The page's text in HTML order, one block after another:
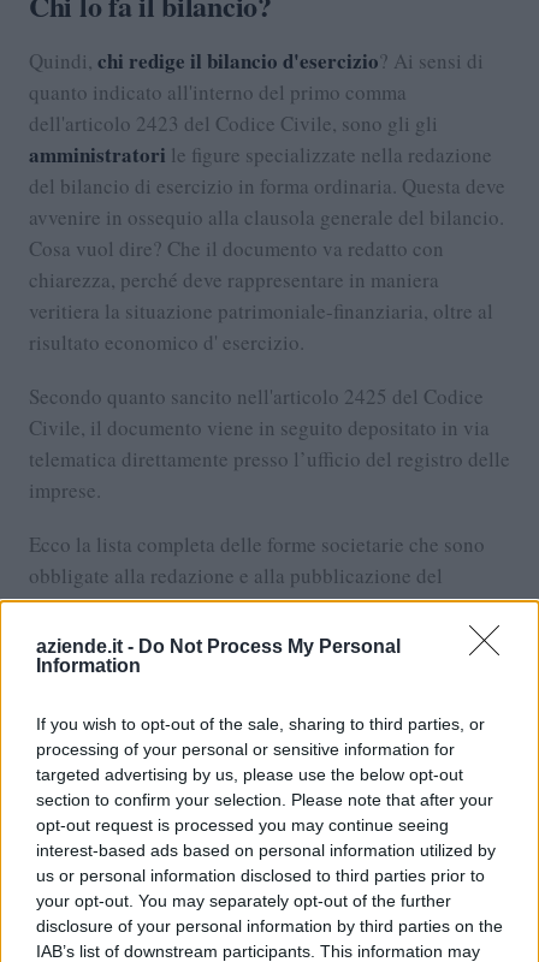
aziende.it - Do Not Process My Personal
Information
If you wish to opt-out of the sale, sharing to third parties, or
processing of your personal or sensitive information for
targeted advertising by us, please use the below opt-out
section to confirm your selection. Please note that after your
opt-out request is processed you may continue seeing
interest-based ads based on personal information utilized by
us or personal information disclosed to third parties prior to
your opt-out. You may separately opt-out of the further
disclosure of your personal information by third parties on the
IAB’s list of downstream participants. This information may
Quindi, chi redige il bilancio d'esercizio? Ai sensi di
quanto indicato all'interno del primo comma
dell'articolo 2423 del Codice Civile, sono gli gli
amministratori le figure specializzate nella redazione
del bilancio di esercizio in forma ordinaria. Questa deve
avvenire in ossequio alla clausola generale del bilancio.
Cosa vuol dire? Che il documento va redatto con
chiarezza, perché deve rappresentare in maniera
veritiera la situazione patrimoniale-finanziaria, oltre al
risultato economico d' esercizio.
Secondo quanto sancito nell'articolo 2425 del Codice
Civile, il documento viene in seguito depositato in via
telematica direttamente presso l’ufficio del registro delle
imprese.
Ecco la lista completa delle forme societarie che sono
obbligate alla redazione e alla pubblicazione del
documento di esercizio di bilancio:
S.p.a. - società per azioni
S.a.p.a. società in accomandita per azioni
Società estere che hanno la sede in Italia
Enti locali.
Caso specifico è poi quello avente a che fare con
determinate forme societarie, tenute alla redazione del
bilancio, ma non all’obbligo di pubblicazione. Nello